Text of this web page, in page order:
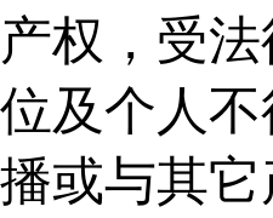
权，受
及个人
或与其